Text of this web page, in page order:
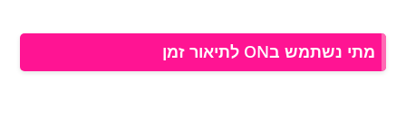
מתי נשתמש בON לתיאור זמן